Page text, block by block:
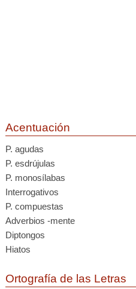
Acentuación
P. agudas
P. esdrújulas
P. monosílabas
Interrogativos
P. compuestas
Adverbios -mente
Diptongos
Hiatos
Ortografía de las Letras